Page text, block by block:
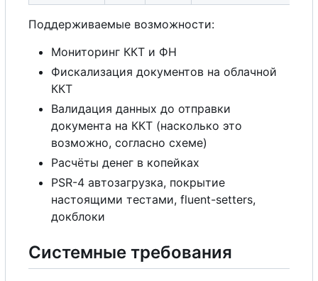
Поддерживаемые возможности:
Мониторинг ККТ и ФН
Фискализация документов на облачной
ККТ
Валидация данных до отправки
документа на ККТ (насколько это
возможно, согласно схеме)
Расчёты денег в копейках
PSR-4 автозагрузка, покрытие
настоящими тестами, fluent-setters,
докблоки
Системные требования